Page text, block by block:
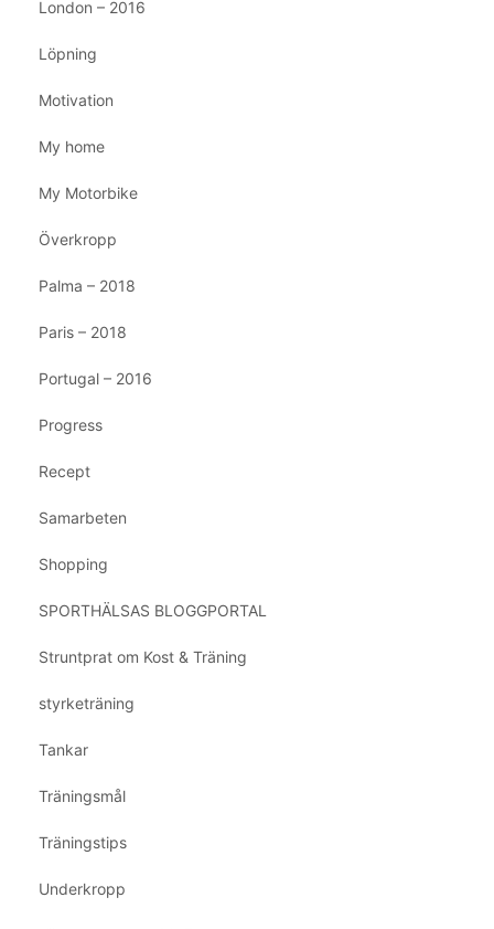
London – 2016
Löpning
Motivation
My home
My Motorbike
Överkropp
Palma – 2018
Paris – 2018
Portugal – 2016
Progress
Recept
Samarbeten
Shopping
SPORTHÄLSAS BLOGGPORTAL
Struntprat om Kost & Träning
styrketräning
Tankar
Träningsmål
Träningstips
Underkropp